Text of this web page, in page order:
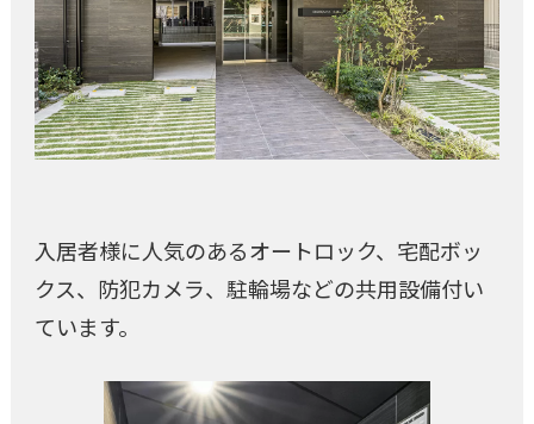
入居者様に人気のあるオートロック、宅配ボッ
クス、防犯カメラ、駐輪場などの共用設備付い
ています。